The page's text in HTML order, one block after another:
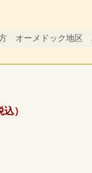
オーメドック地区
込）